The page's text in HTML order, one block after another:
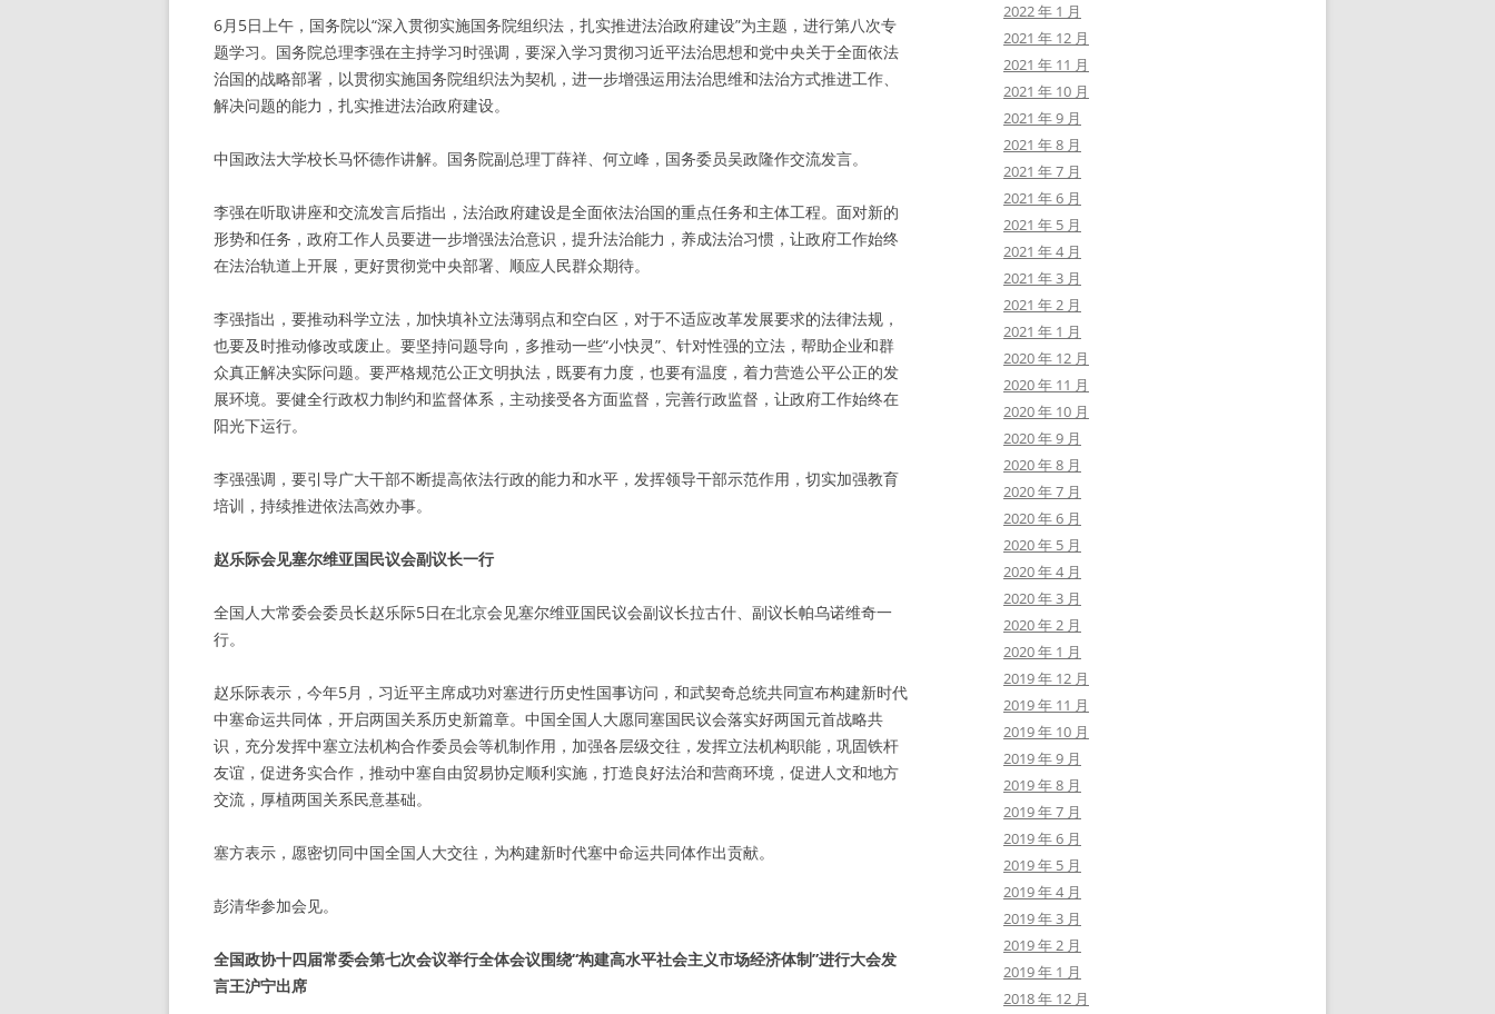
6月5日上午，国务院以“深入贯彻实施国务院组织法，扎实推进法治政府建设”为主题，进行第八次专
题学习。国务院总理李强在主持学习时强调，要深入学习贯彻习近平法治思想和党中央关于全面依法
治国的战略部署，以贯彻实施国务院组织法为契机，进一步增强运用法治思维和法治方式推进工作、
解决问题的能力，扎实推进法治政府建设。
中国政法大学校长马怀德作讲解。国务院副总理丁薛祥、何立峰，国务委员吴政隆作交流发言。
李强在听取讲座和交流发言后指出，法治政府建设是全面依法治国的重点任务和主体工程。面对新的
形势和任务，政府工作人员要进一步增强法治意识，提升法治能力，养成法治习惯，让政府工作始终
在法治轨道上开展，更好贯彻党中央部署、顺应人民群众期待。
李强指出，要推动科学立法，加快填补立法薄弱点和空白区，对于不适应改革发展要求的法律法规，
也要及时推动修改或废止。要坚持问题导向，多推动一些“小快灵”、针对性强的立法，帮助企业和群
众真正解决实际问题。要严格规范公正文明执法，既要有力度，也要有温度，着力营造公平公正的发
展环境。要健全行政权力制约和监督体系，主动接受各方面监督，完善行政监督，让政府工作始终在
阳光下运行。
李强强调，要引导广大干部不断提高依法行政的能力和水平，发挥领导干部示范作用，切实加强教育
培训，持续推进依法高效办事。
赵乐际会见塞尔维亚国民议会副议长一行
全国人大常委会委员长赵乐际5日在北京会见塞尔维亚国民议会副议长拉古什、副议长帕乌诺维奇一
行。
赵乐际表示，今年5月，习近平主席成功对塞进行历史性国事访问，和武契奇总统共同宣布构建新时代
中塞命运共同体，开启两国关系历史新篇章。中国全国人大愿同塞国民议会落实好两国元首战略共
识，充分发挥中塞立法机构合作委员会等机制作用，加强各层级交往，发挥立法机构职能，巩固铁杆
友谊，促进务实合作，推动中塞自由贸易协定顺利实施，打造良好法治和营商环境，促进人文和地方
交流，厚植两国关系民意基础。
塞方表示，愿密切同中国全国人大交往，为构建新时代塞中命运共同体作出贡献。
彭清华参加会见。
全国政协十四届常委会第七次会议举行全体会议围绕“构建高水平社会主义市场经济体制”进行大会发
言王沪宁出席
2022 年 1 月
2021 年 12 月
2021 年 11 月
2021 年 10 月
2021 年 9 月
2021 年 8 月
2021 年 7 月
2021 年 6 月
2021 年 5 月
2021 年 4 月
2021 年 3 月
2021 年 2 月
2021 年 1 月
2020 年 12 月
2020 年 11 月
2020 年 10 月
2020 年 9 月
2020 年 8 月
2020 年 7 月
2020 年 6 月
2020 年 5 月
2020 年 4 月
2020 年 3 月
2020 年 2 月
2020 年 1 月
2019 年 12 月
2019 年 11 月
2019 年 10 月
2019 年 9 月
2019 年 8 月
2019 年 7 月
2019 年 6 月
2019 年 5 月
2019 年 4 月
2019 年 3 月
2019 年 2 月
2019 年 1 月
2018 年 12 月